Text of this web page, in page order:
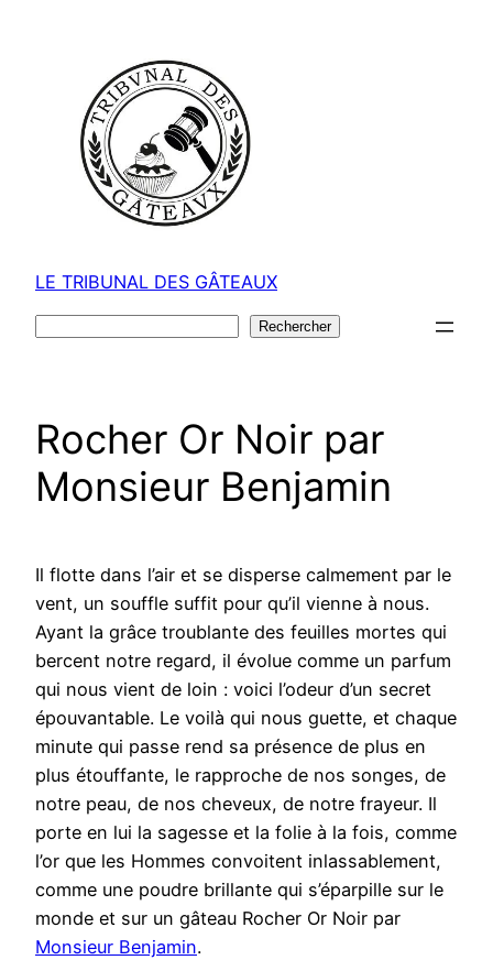
LE TRIBUNAL DES GÂTEAUX
Rechercher
Rocher Or Noir par
Monsieur Benjamin
Il flotte dans l’air et se disperse calmement par le
vent, un souffle suffit pour qu’il vienne à nous.
Ayant la grâce troublante des feuilles mortes qui
bercent notre regard, il évolue comme un parfum
qui nous vient de loin : voici l’odeur d’un secret
épouvantable. Le voilà qui nous guette, et chaque
minute qui passe rend sa présence de plus en
plus étouffante, le rapproche de nos songes, de
notre peau, de nos cheveux, de notre frayeur. Il
porte en lui la sagesse et la folie à la fois, comme
l’or que les Hommes convoitent inlassablement,
comme une poudre brillante qui s’éparpille sur le
monde et sur un gâteau Rocher Or Noir par
Monsieur Benjamin.